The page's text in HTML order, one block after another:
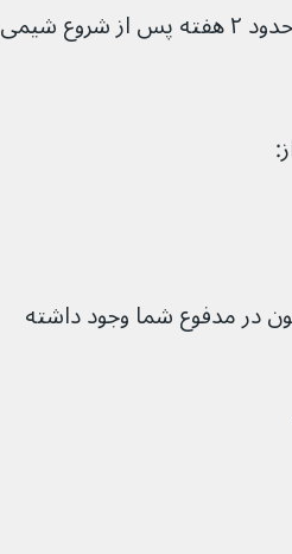
علائم موکوزیت در روده شما معمولاً حدود ۲ هفته پس از شروع شیمی
در مدفوع شما وجود داشته